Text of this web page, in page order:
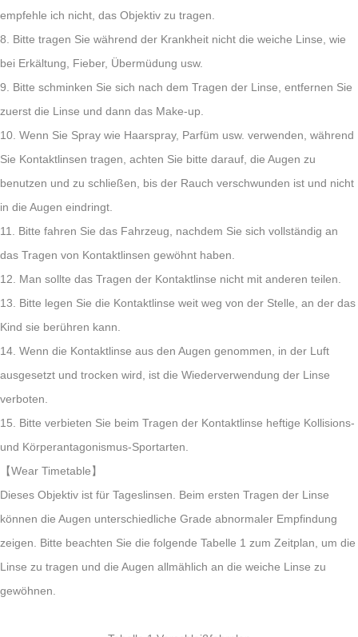
empfehle ich nicht, das Objektiv zu tragen.
8. Bitte tragen Sie während der Krankheit nicht die weiche Linse, wie
bei Erkältung, Fieber, Übermüdung usw.
9. Bitte schminken Sie sich nach dem Tragen der Linse, entfernen Sie
zuerst die Linse und dann das Make-up.
10. Wenn Sie Spray wie Haarspray, Parfüm usw. verwenden, während
Sie Kontaktlinsen tragen, achten Sie bitte darauf, die Augen zu
benutzen und zu schließen, bis der Rauch verschwunden ist und nicht
in die Augen eindringt.
11. Bitte fahren Sie das Fahrzeug, nachdem Sie sich vollständig an
das Tragen von Kontaktlinsen gewöhnt haben.
12. Man sollte das Tragen der Kontaktlinse nicht mit anderen teilen.
13. Bitte legen Sie die Kontaktlinse weit weg von der Stelle, an der das
Kind sie berühren kann.
14. Wenn die Kontaktlinse aus den Augen genommen, in der Luft
ausgesetzt und trocken wird, ist die Wiederverwendung der Linse
verboten.
15. Bitte verbieten Sie beim Tragen der Kontaktlinse heftige Kollisions-
und Körperantagonismus-Sportarten.
【Wear Timetable】
Dieses Objektiv ist für Tageslinsen. Beim ersten Tragen der Linse
können die Augen unterschiedliche Grade abnormaler Empfindung
zeigen. Bitte beachten Sie die folgende Tabelle 1 zum Zeitplan, um die
Linse zu tragen und die Augen allmählich an die weiche Linse zu
gewöhnen.